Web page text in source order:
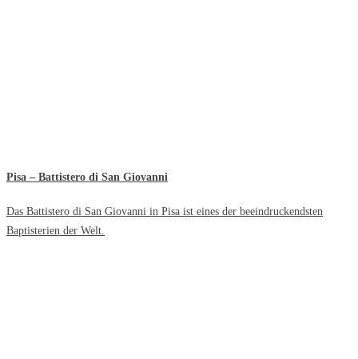
Pisa – Battistero di San Giovanni
Das Battistero di San Giovanni in Pisa ist eines der beeindruckendsten
Baptisterien der Welt.